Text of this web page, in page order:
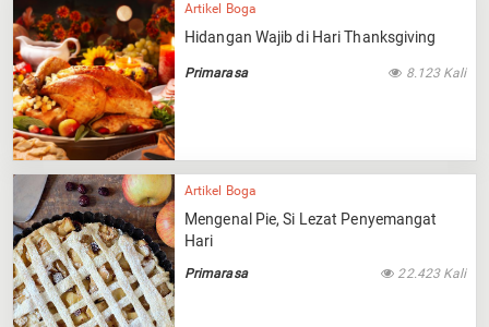
Artikel Boga
Hidangan Wajib di Hari Thanksgiving
Primarasa 8.123 Kali
Artikel Boga
Mengenal Pie, Si Lezat Penyemangat
Hari
Primarasa 22.423 Kali